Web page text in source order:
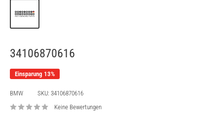
34106870616
Einsparung 13%
BMW SKU: 34106870616
Keine Bewertungen